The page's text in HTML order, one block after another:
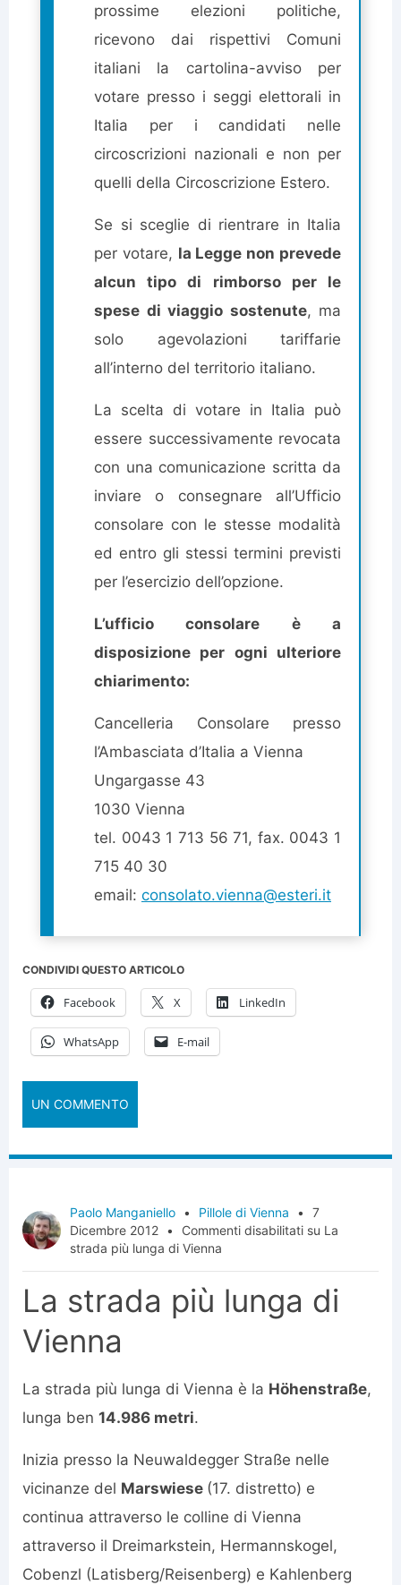
prossime elezioni politiche,
ricevono dai rispettivi Comuni
italiani la cartolina-avviso per
votare presso i seggi elettorali in
Italia per i candidati nelle
circoscrizioni nazionali e non per
quelli della Circoscrizione Estero.
Se si sceglie di rientrare in Italia
per votare, la Legge non prevede
alcun tipo di rimborso per le
spese di viaggio sostenute, ma
solo agevolazioni tariffarie
all’interno del territorio italiano.
La scelta di votare in Italia può
essere successivamente revocata
con una comunicazione scritta da
inviare o consegnare all’Ufficio
consolare con le stesse modalità
ed entro gli stessi termini previsti
per l’esercizio dell’opzione.
L’ufficio consolare è a
disposizione per ogni ulteriore
chiarimento:
Cancelleria Consolare presso
l’Ambasciata d’Italia a Vienna
Ungargasse 43
1030 Vienna
tel. 0043 1 713 56 71, fax. 0043 1
715 40 30
email: consolato.vienna@esteri.it
CONDIVIDI QUESTO ARTICOLO
Facebook X LinkedIn
WhatsApp E-mail
UN COMMENTO
Paolo Manganiello • Pillole di Vienna •
7
Dicembre 2012 • Commenti disabilitati su La
strada più lunga di Vienna
La strada più lunga di
Vienna
La strada più lunga di Vienna è la Höhenstraße,
lunga ben 14.986 metri.
Inizia presso la Neuwaldegger Straße nelle
vicinanze del Marswiese (17. distretto) e
continua attraverso le colline di Vienna
attraverso il Dreimarkstein, Hermannskogel,
Cobenzl (Latisberg/Reisenberg) e Kahlenberg